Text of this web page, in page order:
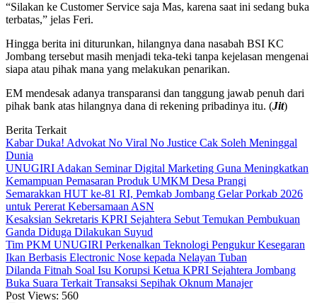
“Silakan ke Customer Service saja Mas, karena saat ini sedang buka
terbatas,” jelas Feri.
Hingga berita ini diturunkan, hilangnya dana nasabah BSI KC
Jombang tersebut masih menjadi teka-teki tanpa kejelasan mengenai
siapa atau pihak mana yang melakukan penarikan.
EM mendesak adanya transparansi dan tanggung jawab penuh dari
pihak bank atas hilangnya dana di rekening pribadinya itu. (Jit)
Berita Terkait
Kabar Duka! Advokat No Viral No Justice Cak Soleh Meninggal
Dunia
UNUGIRI Adakan Seminar Digital Marketing Guna Meningkatkan
Kemampuan Pemasaran Produk UMKM Desa Prangi
Semarakkan HUT ke-81 RI, Pemkab Jombang Gelar Porkab 2026
untuk Pererat Kebersamaan ASN
Kesaksian Sekretaris KPRI Sejahtera Sebut Temukan Pembukuan
Ganda Diduga Dilakukan Suyud
Tim PKM UNUGIRI Perkenalkan Teknologi Pengukur Kesegaran
Ikan Berbasis Electronic Nose kepada Nelayan Tuban
Dilanda Fitnah Soal Isu Korupsi Ketua KPRI Sejahtera Jombang
Buka Suara Terkait Transaksi Sepihak Oknum Manajer
Post Views: 560